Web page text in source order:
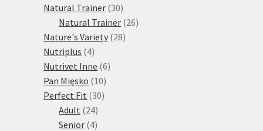
Natural Trainer 3030
produktů
Natural Trainer 2626
Nature's Variety 2828
Nutriplus 44
produkty
Nutrivet Inne 66
Pan Mięsko 1010
produktů
Perfect Fit 3030
Adult 2424
produktů
Senior 44